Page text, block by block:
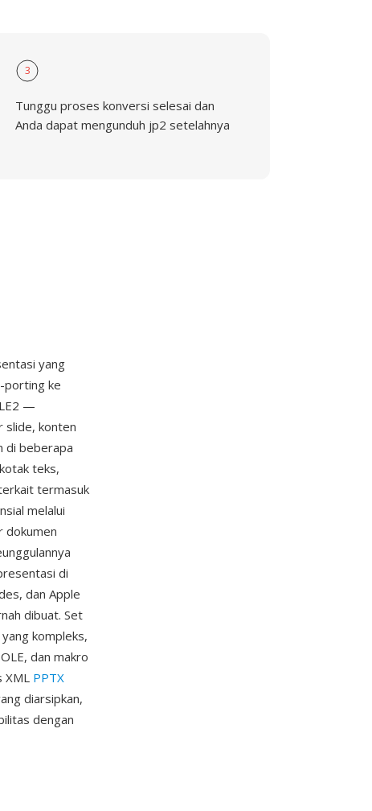
3
Tunggu proses konversi selesai dan
Anda dapat mengunduh jp2 setelahnya
yang
porting ke
—
slide, konten
di beberapa
teks,
termasuk
melalui
dokumen
di
dan Apple
dibuat. Set
kompleks,
dan makro
XML PPTX
diarsipkan,
dengan